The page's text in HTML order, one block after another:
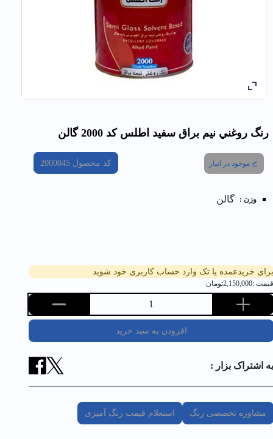
رنگ روغني نيم براق سفید اطلس کد 2000 گالن
موجود در انبار کد محصول 2000045
وزن : گالن
برای خریدعمده یا تک وارد حساب کاربری خود شوید
قیمت :2,150,000تومان
1
افزودن به سبد خرید
به اشتراک بزار :
مشاوره تخصصی رنگ استعلام قیمت رنگ آمیزی